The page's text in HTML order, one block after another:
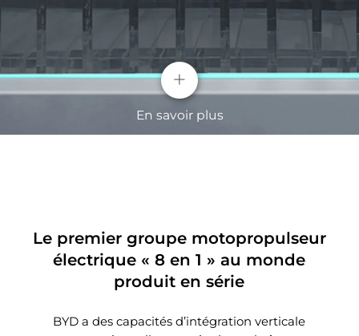
Illuminez vos émotions
L’éclairage ambiant multicolore écoute vos
humeurs et répond automatiquement aux
+
En savoir plus
La matière première, le lithium-fer-phosphate,
Le premier groupe motopropulseur
électrique « 8 en 1 » au monde
produit en série
BYD a des capacités d’intégration verticale